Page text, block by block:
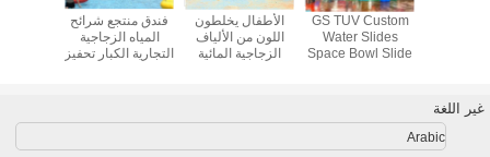
فندق منتجع شرائح
المياه الزجاجية
التجارية الكبار تحفيز
الأطفال يخلطون
اللون من الألياف
الزجاجية المائية
GS TUV Custom
Water Slides
Space Bowl Slide
غير اللغة
Arabic